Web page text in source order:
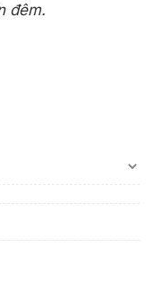
đêm.